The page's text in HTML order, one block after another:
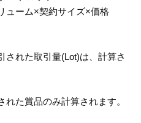
ューム×契約サイズ×価格
された取引量(Lot)は、計算さ
た賞品のみ計算されます。